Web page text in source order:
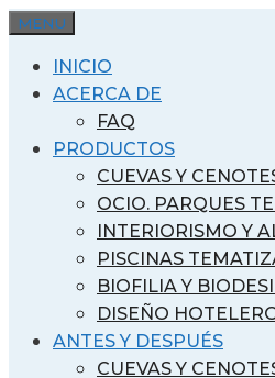
Saltar
contenido
MENU
INICIO
ACERCA DE
FAQ
PRODUCTOS
CUEVAS Y
OCIO. PARQUES
INTERIORISMO Y
PISCINAS
BIOFILIA Y
DISEÑO
ANTES Y DESPUÉS
CUEVAS Y